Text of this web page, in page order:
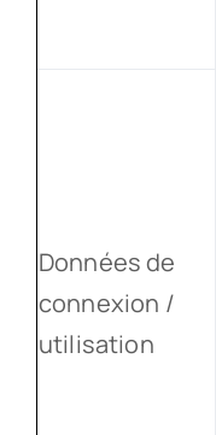
Données de
connexion /
utilisation